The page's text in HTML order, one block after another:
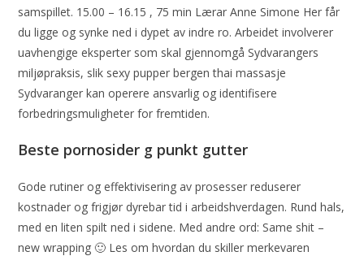
samspillet. 15.00 – 16.15 , 75 min Lærar Anne Simone Her får
du ligge og synke ned i dypet av indre ro. Arbeidet involverer
uavhengige eksperter som skal gjennomgå Sydvarangers
miljøpraksis, slik sexy pupper bergen thai massasje
Sydvaranger kan operere ansvarlig og identifisere
forbedringsmuligheter for fremtiden.
Beste pornosider g punkt gutter
Gode rutiner og effektivisering av prosesser reduserer
kostnader og frigjør dyrebar tid i arbeidshverdagen. Rund hals,
med en liten spilt ned i sidene. Med andre ord: Same shit –
new wrapping 🙂 Les om hvordan du skiller merkevaren